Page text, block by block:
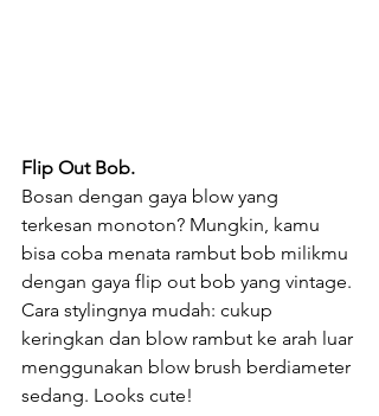
Flip Out Bob.
Bosan dengan gaya blow yang
terkesan monoton? Mungkin, kamu
bisa coba menata rambut bob milikmu
dengan gaya flip out bob yang vintage.
Cara stylingnya mudah: cukup
keringkan dan blow rambut ke arah luar
menggunakan blow brush berdiameter
sedang. Looks cute!